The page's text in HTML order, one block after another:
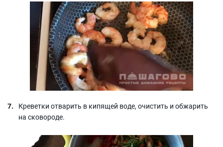
Креветки отварить в кипящей воде, очистить и обжарить
на сковороде.